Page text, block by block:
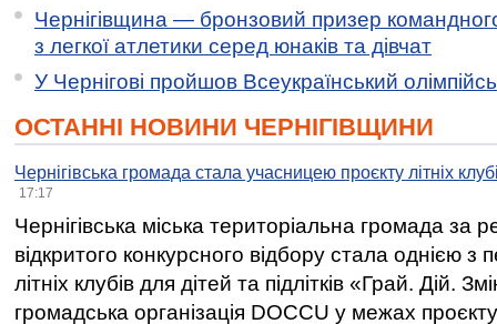
Чернігівщина — бронзовий призер
з легкої атлетики серед юнаків та дівчат
У Чернігові пройшов Всеукраїнський
ОСТАННІ НОВИНИ ЧЕРНІГІВЩИНИ
Чернігівська громада стала учасницею проєкту літніх
17:17
Чернігівська міська територіальна громада за
відкритого конкурсного відбору стала однією
літніх клубів для дітей та підлітків «Грай. Дій.
громадська організація DOCCU у межах